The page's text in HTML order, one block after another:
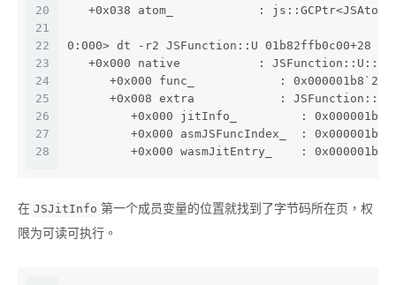
20
21
22
23
24
25
26
27
28
+0x038 atom_            : js::GCPtr<JSAtom
0:000> dt -r2 JSFunction::U 01b82ffb0c00+28
+0x000 native           :
+0x000 func_            :
+0x008 extra            :
+0x000 jitInfo_         :
+0x000 asmJSFuncIndex_  :
+0x000 wasmJitEntry_    :
在 JSJitInfo 第一个成员变量的位置就找到了字节码所在页，权
限为可读可执行。